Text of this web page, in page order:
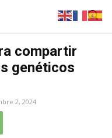
compartir
genéticos
2, 2024